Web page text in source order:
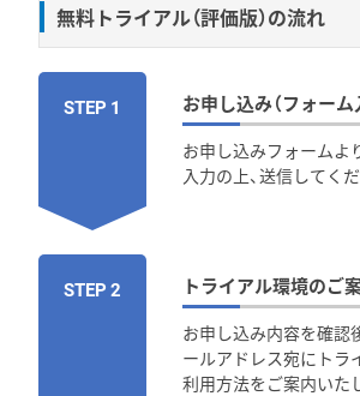
無料トライアル（評価版）の流れ
STEP 1 お申し込み（フォーム
お申し込みフォームよ
入力の上、送信してくだ
STEP 2 トライアル環境のご案
お申し込み内容を確認
ールアドレス宛にトラ
利用方法をご案内いた